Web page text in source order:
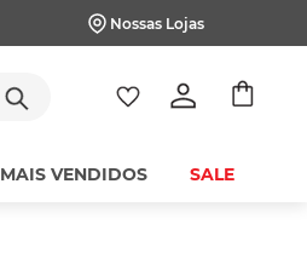
Nossas Lojas
MAIS VENDIDOS SALE